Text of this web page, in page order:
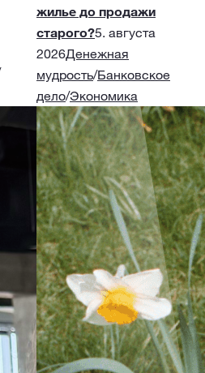
жилье до продажи
старого?5. августа
2026Денежная
мудрость/Банковское
дело/Экономика